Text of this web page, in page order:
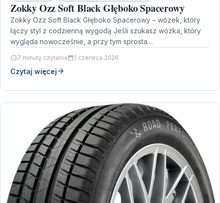
Zokky Ozz Soft Black Głęboko Spacerowy
Zokky Ozz Soft Black Głęboko Spacerowy – wózek, który
łączy styl z codzienną wygodą Jeśli szukasz wózka, który
wygląda nowocześnie, a przy tym sprosta…
7 minuty czytania 1 czerwca 2026
Czytaj więcej